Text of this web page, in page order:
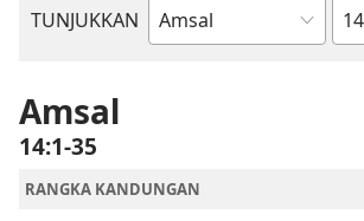
TUNJUKKAN
Buku
Bab
Amsal
14:1-35
RANGKA KANDUNGAN